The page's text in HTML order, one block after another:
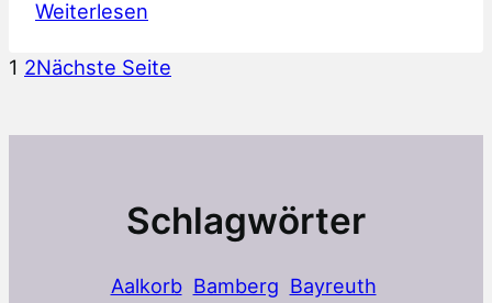
Weiterlesen
Ansichten
1 2Nächste Seite
Schlagwörter
Aalkorb Bamberg Bayreuth